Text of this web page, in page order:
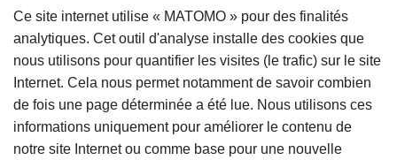
Ce site internet utilise « MATOMO » pour des finalités
analytiques. Cet outil d'analyse installe des cookies que
nous utilisons pour quantifier les visites (le trafic) sur le site
Internet. Cela nous permet notamment de savoir combien
de fois une page déterminée a été lue. Nous utilisons ces
informations uniquement pour améliorer le contenu de
notre site Internet ou comme base pour une nouvelle